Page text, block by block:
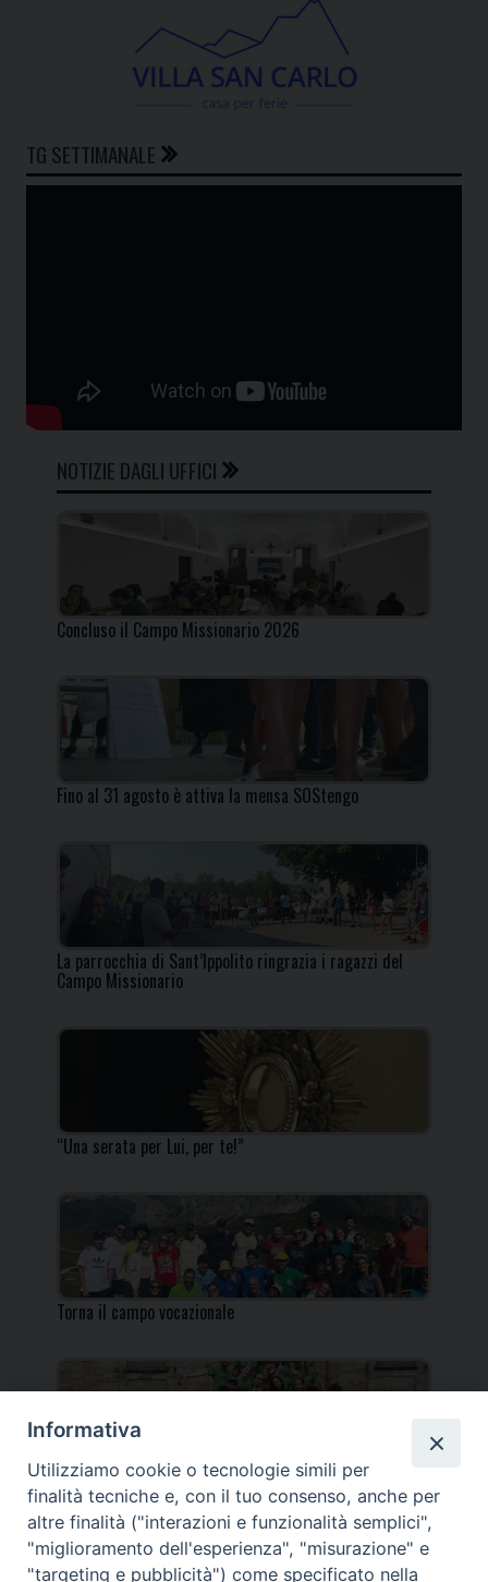
TG SETTIMANALE
NOTIZIE DAGLI UFFICI
Concluso il Campo Missionario 2026
Fino al 31 agosto è attiva la mensa SOStengo
La parrocchia di Sant’Ippolito ringrazia i ragazzi del
Campo Missionario
“Una serata per Lui, per te!”
Torna il campo vocazionale
Torna il Campo Missionario Diocesano
Informativa
Utilizziamo cookie o tecnologie simili per
finalità tecniche e, con il tuo consenso, anche per
altre finalità ("interazioni e funzionalità semplici",
"miglioramento dell'esperienza", "misurazione" e
"targeting e pubblicità") come specificato nella